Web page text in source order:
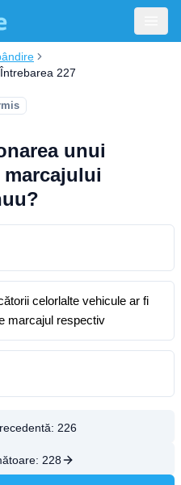
Întrebarea 227
unui
celorlalte vehicule ar fi
marcajul respectiv
226
228